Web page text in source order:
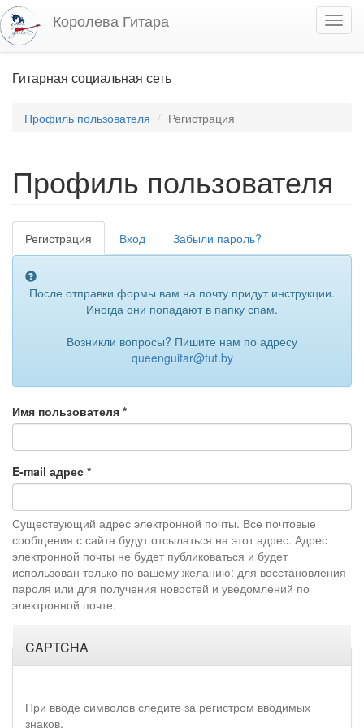
Перейти к основному содержанию
Королева Гитара
Гитарная социальная сеть
Профиль пользователя Регистрация
Профиль пользователя
Главные вкладки
Регистрация (активная
вкладка)
Вход Забыли пароль?
После отправки формы вам на почту придут инструкции.
Иногда они попадают в папку спам.
Возникли вопросы? Пишите нам по адресу
queenguitar@tut.by
Имя пользователя *
E-mail адрес *
Существующий адрес электронной почты. Все почтовые
сообщения с сайта будут отсылаться на этот адрес. Адрес
электронной почты не будет публиковаться и будет
использован только по вашему желанию: для восстановления
пароля или для получения новостей и уведомлений по
электронной почте.
CAPTCHA
При вводе символов следите за регистром вводимых
знаков.